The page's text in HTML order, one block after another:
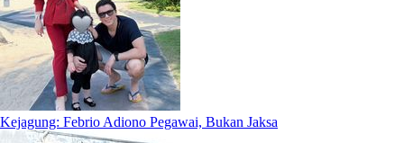
Kejagung: Febrio Adiono Pegawai, Bukan Jaksa